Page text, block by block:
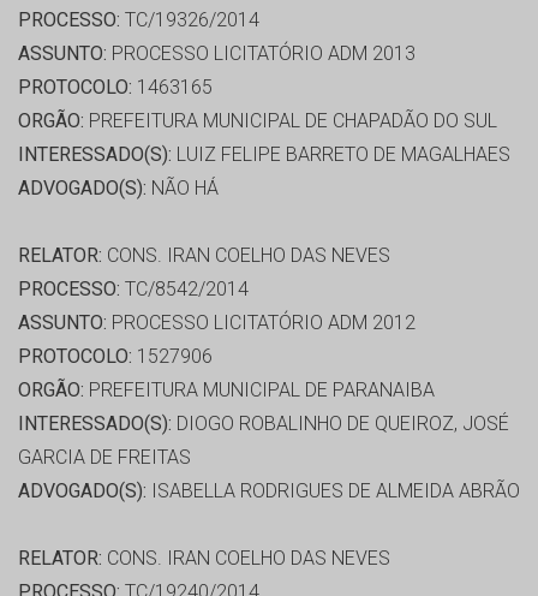
PROCESSO: TC/19326/2014
ASSUNTO: PROCESSO LICITATÓRIO ADM 2013
PROTOCOLO: 1463165
ORGÃO: PREFEITURA MUNICIPAL DE CHAPADÃO DO SUL
INTERESSADO(S): LUIZ FELIPE BARRETO DE MAGALHAES
ADVOGADO(S): NÃO HÁ
RELATOR: CONS. IRAN COELHO DAS NEVES
PROCESSO: TC/8542/2014
ASSUNTO: PROCESSO LICITATÓRIO ADM 2012
PROTOCOLO: 1527906
ORGÃO: PREFEITURA MUNICIPAL DE PARANAIBA
INTERESSADO(S): DIOGO ROBALINHO DE QUEIROZ, JOSÉ
GARCIA DE FREITAS
ADVOGADO(S): ISABELLA RODRIGUES DE ALMEIDA ABRÃO
RELATOR: CONS. IRAN COELHO DAS NEVES